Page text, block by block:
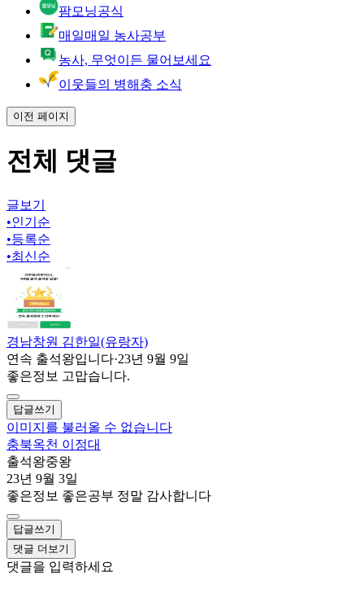
팜모닝공식
매일매일 농사공부
농사, 무엇이든 물어보세요
이웃들의 병해충 소식
이전 페이지
전체 댓글
글보기
•인기순
•등록순
•최신순
경남창원 김한일(유랑자)
연속 출석왕입니다·23년 9월 9일
좋은정보 고맙습니다.
답글쓰기
이미지를 불러올 수 없습니다
충북옥천 이정대
출석왕중왕
23년 9월 3일
좋은정보 좋은공부 정말 감사합니다
답글쓰기
댓글 더보기
댓글을 입력하세요